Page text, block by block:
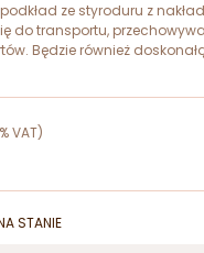
ze styroduru z
do transportu,
Będzie również
VAT)
STANIE